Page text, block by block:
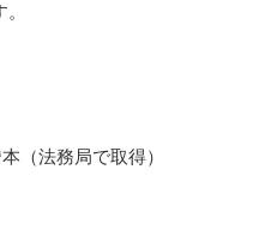
（法務局で取得）